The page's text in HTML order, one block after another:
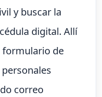
y buscar la
digital. Allí
formulario de
correo